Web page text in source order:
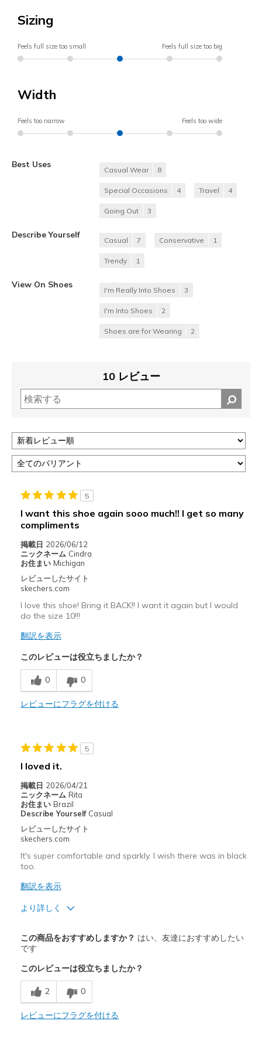
Sizing
Feels full size too small Feels full size too big
Width
Feels too narrow Feels too wide
Best Uses
Casual Wear 8
Special Occasions 4 Travel 4
Going Out 3
Describe Yourself
Casual 7 Conservative 1
Trendy 1
View On Shoes
I'm Really Into Shoes 3
I'm Into Shoes 2
Shoes are for Wearing 2
10 レビュー
5
I want this shoe again sooo much!! I get so many
compliments
掲載日 2026/06/12
ニックネーム Cindra
お住まい Michigan
レビューしたサイト
skechers.com
I love this shoe! Bring it BACK!! I want it again but I would
do the size 10!!!
翻訳を表示
このレビューは役立ちましたか？
0 0
レビューにフラグを付ける
5
I loved it.
掲載日 2026/04/21
ニックネーム Rita
お住まい Brazil
Describe Yourself Casual
レビューしたサイト
skechers.com
It's super comfortable and sparkly. I wish there was in black
too.
翻訳を表示
より詳しく
Attractive Design
Comfortable
Stylish
以下に最適
この商品をおすすめしますか？ はい、友達におすすめしたい
です
このレビューは役立ちましたか？
2 0
レビューにフラグを付ける